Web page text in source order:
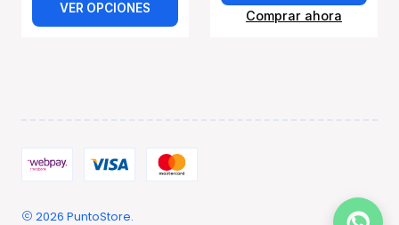
VER OPCIONES Comprar ahora
2026 PuntoStore.